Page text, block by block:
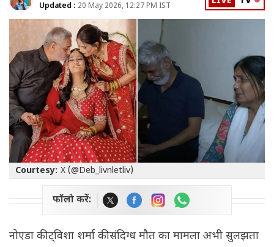
Updated : 20 May 2026, 12:27 PM IST
Courtesy: X (@Deb_livnletliv)
फॉलो करें:
नोएडा की ट्विशा शर्मा की संदिग्ध मौत का मामला अभी सुलझता